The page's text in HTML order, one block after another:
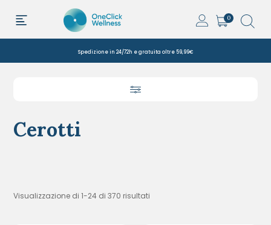
0
Spedizione in 24/72h e gratuita oltre 59,99€
Cerotti
Visualizzazione di 1-24 di 370 risultati